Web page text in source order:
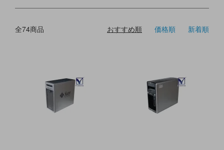
全74商品 おすすめ順 価格順 新着順